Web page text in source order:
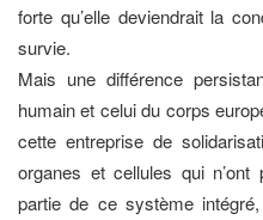
forte qu’elle deviendrait la
survie.
Mais une différence
humain et celui du corps
cette entreprise de
organes et cellules qui
partie de ce système